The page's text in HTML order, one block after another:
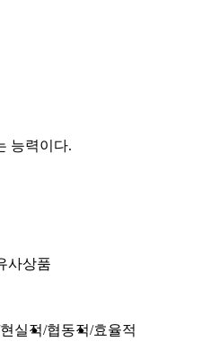
능력이다.
사상품
현실적 협동적 효율적